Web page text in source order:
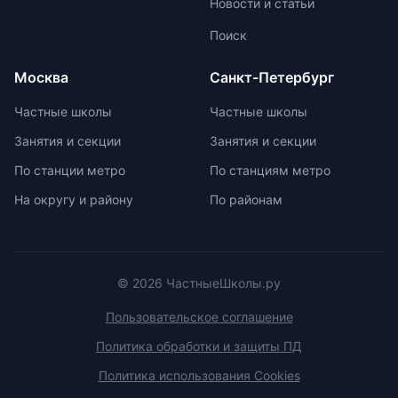
развития ребенка. При выборе
частной школы необходимо
недостатки, а также финансовые
возможности семьи. Важно
образовательной лицензии и
платных образовательных услуг.
Новости и статьи
Поиск
Москва
Частные школы
Занятия и секции
По станции метро
На округу и району
Санкт-Петербург
Частные школы
Занятия и секции
По станциям метро
По районам
© 2026 ЧастныеШколы.ру
Пользовательское соглашение
Политика обработки и защиты ПД
Политика использования Cookies